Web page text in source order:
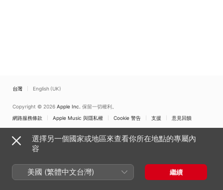
台灣 English (UK)
Copyright © 2026 Apple Inc. 保留一切權利。
網路服務條款
Apple Music 與隱私權 Cookie 警告 支援 意見回饋
選擇另一個國家或地區來查看你所在地點的專屬內
容
美國 (繁體中文台灣) 繼續